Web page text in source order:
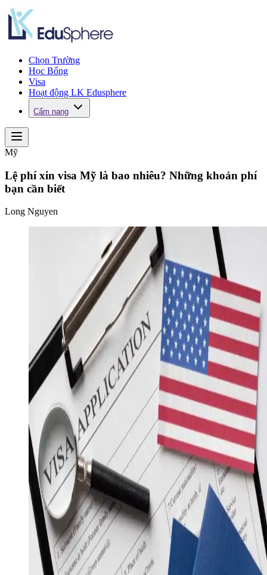
Chọn Trường
Học Bổng
Visa
Hoạt động LK Edusphere
Cẩm nang
Mỹ
Lệ phí xin visa Mỹ là bao nhiêu? Những khoản phí
bạn cần biết
Long Nguyen